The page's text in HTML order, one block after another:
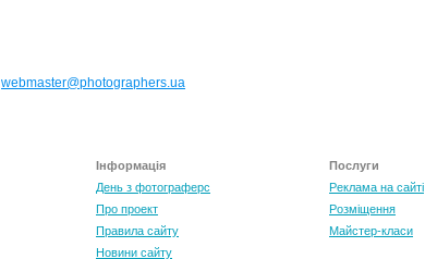
webmaster@photographers.ua
Інформація
День з фотограферс
Про проект
Правила сайту
Новини сайту
Послуги
Реклама на сайті
Розміщення
Майстер-класи